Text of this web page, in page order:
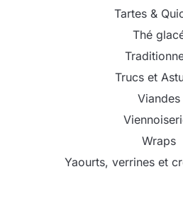
Tartes &
Thé
Trucs et
Viandes
Wraps
Yaourts, verrines et